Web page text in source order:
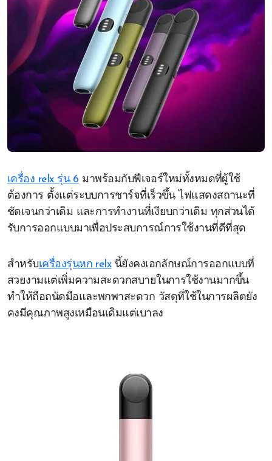
เครื่อง relx รุ่น 6 มาพร้อมกับฟีเจอร์ใหม่ทั้งหมดที่ผู้ใช้
ต้องการ ตั้งแต่ระบบการชาร์จที่เร็วขึ้น ไฟแสดงสถานะที่
ชัดเจนกว่าเดิม และการทำงานที่เงียบกว่าเดิม ทุกส่วนได้
รับการออกแบบมาเพื่อประสบการณ์การใช้งานที่ดีที่สุด
สำหรับเครื่องรุ่นหก relxนี้ยังคงเอกลักษณ์การออกแบบที่
สวยงามแต่เพิ่มความสะดวกสบายในการใช้งานมากขึ้น
ทำให้ถือถนัดมือและพกพาสะดวก วัสดุที่ใช้ในการผลิตยัง
คงมีคุณภาพสูงเหมือนเดิมแต่เบาลง